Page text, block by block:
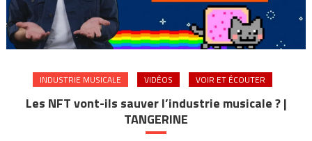
INDUSTRIE MUSICALE VIDÉOS VOIR ET ÉCOUTER
Les NFT vont-ils sauver l’industrie musicale ? |
TANGERINE